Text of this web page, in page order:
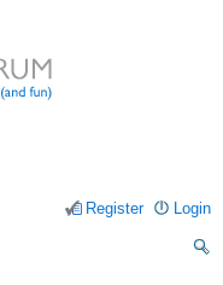
Login
Register